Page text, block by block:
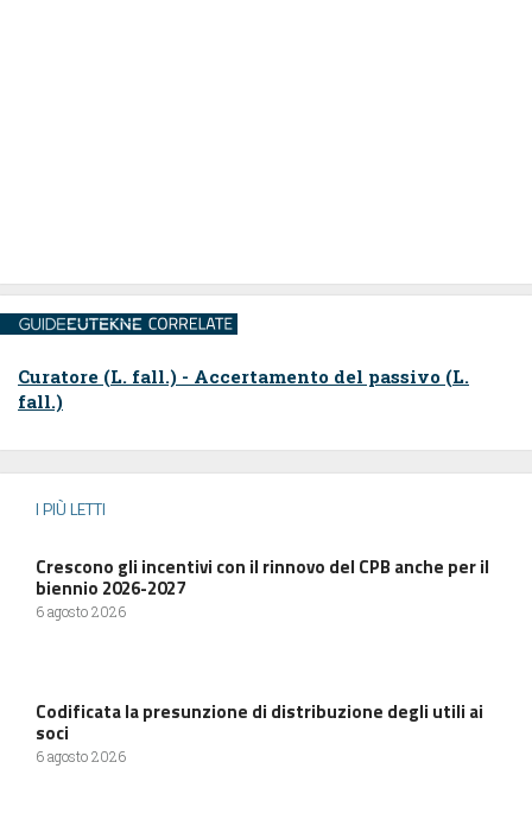
Curatore (L. fall.) - Accertamento del passivo (L.
fall.)
I PIÙ LETTI
Crescono gli incentivi con il rinnovo del CPB anche per il
biennio 2026-2027
6 agosto 2026
Codificata la presunzione di distribuzione degli utili ai
soci
6 agosto 2026